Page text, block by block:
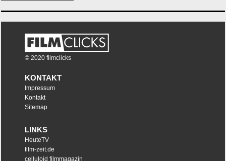
© 2020 filmclicks
KONTAKT
Impressum
Kontakt
Sitemap
LINKS
HeuteTV
film-zeit.de
celluloid filmmagazin